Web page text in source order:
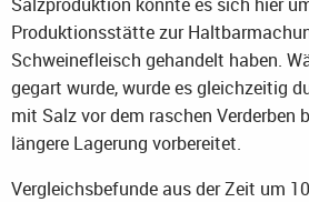
Produktionsstätte zur
Schweinefleisch gehandelt haben.
gegart wurde, wurde es gleichzeitig
mit Salz vor dem raschen Verderben
längere Lagerung vorbereitet.
Vergleichsbefunde aus der Zeit um